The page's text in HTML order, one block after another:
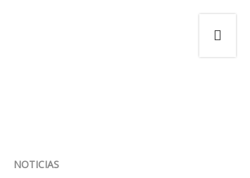
NOTICIAS